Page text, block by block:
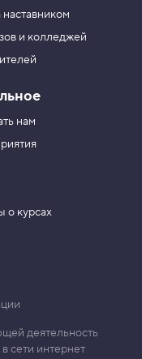
наставником
и колледжей
нам
о курсах
деятельность
сети интернет